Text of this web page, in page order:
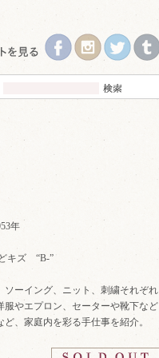
年
キズ “B-”
ーイング、ニット、刺繍それぞれ
やエプロン、セーターや靴下など
、家庭内を彩る手仕事を紹介。